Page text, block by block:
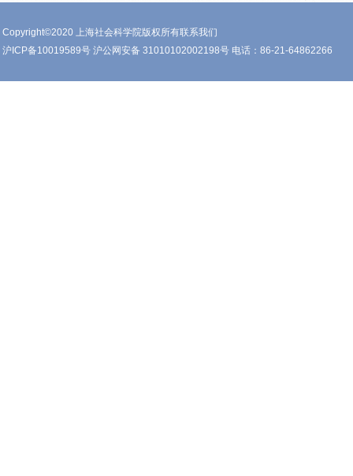
Copyright©2020 上海社会科学院版权所有联系我们
沪ICP备10019589号 沪公网安备 31010102002198号 电话：86-21-64862266